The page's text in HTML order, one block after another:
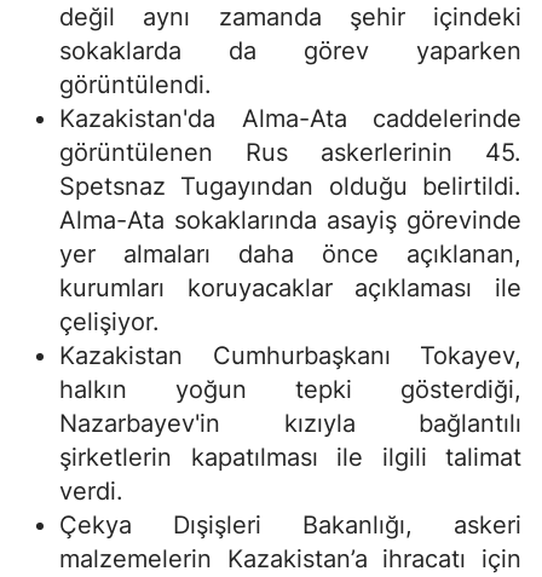
değil aynı zamanda şehir içindeki
sokaklarda da görev yaparken
görüntülendi.
Kazakistan'da Alma-Ata caddelerinde
görüntülenen Rus askerlerinin 45.
Spetsnaz Tugayından olduğu belirtildi.
Alma-Ata sokaklarında asayiş görevinde
yer almaları daha önce açıklanan,
kurumları koruyacaklar açıklaması ile
çelişiyor.
Kazakistan Cumhurbaşkanı Tokayev,
halkın yoğun tepki gösterdiği,
Nazarbayev'in kızıyla bağlantılı
şirketlerin kapatılması ile ilgili talimat
verdi.
Çekya Dışişleri Bakanlığı, askeri
malzemelerin Kazakistan’a ihracatı için